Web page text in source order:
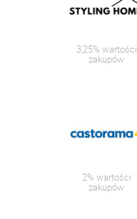
3,25% wartości
zakupów
2% wartości
zakupów